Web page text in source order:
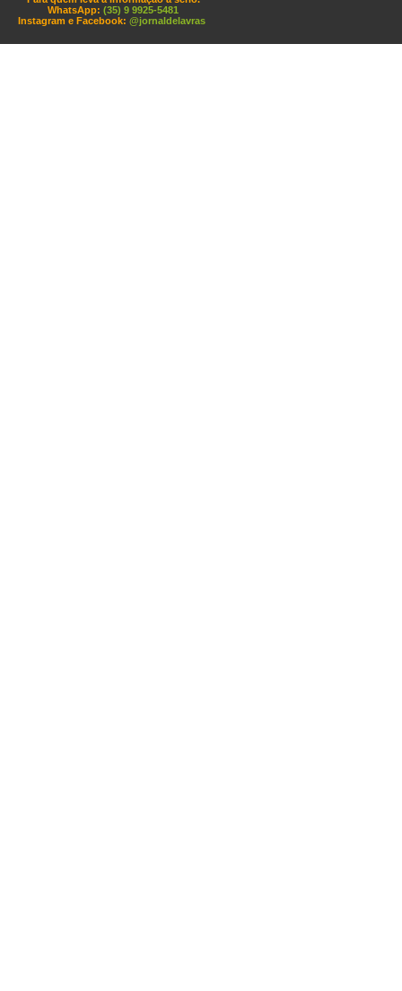
WhatsApp: (35) 9 9925-5481
Instagram e Facebook: @jornaldelavras